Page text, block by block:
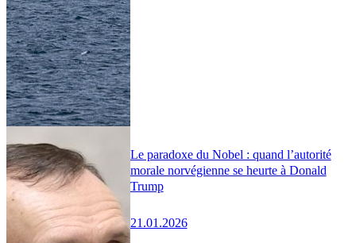
Le paradoxe du Nobel : quand l’autorité
morale norvégienne se heurte à Donald
Trump
21.01.2026